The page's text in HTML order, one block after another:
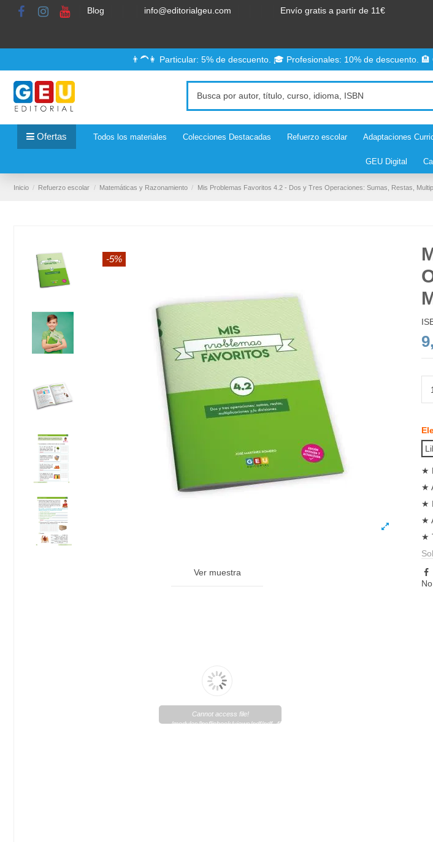
Blog info@editorialgeu.com Envío gratis a partir de 11€
👨‍🦱👩 Particular: 5% de descuento. 🎓 Profesionales: 10% de descuento.
Ofertas Todos los materiales Colecciones Destacadas Refuerzo escolar Adaptaciones
GEU Digital
Inicio Refuerzo escolar Matemáticas y Razonamiento Mis Problemas Favoritos 4.2 - Dos y Tres Operaciones: Sumas, Restas,
-5%
Ver muestra
Cannot access file!
/modules/lpsflipbook/views/pdf/pdf_45_1.pdf
★
★
★
★
★